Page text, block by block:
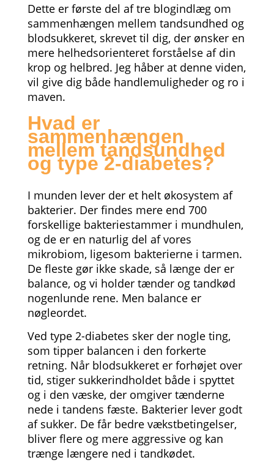
Dette er første del af tre blogindlæg om
sammenhængen mellem tandsundhed og
blodsukkeret, skrevet til dig, der ønsker en
mere helhedsorienteret forståelse af din
krop og helbred. Jeg håber at denne viden,
vil give dig både handlemuligheder og ro i
maven.
Hvad er
sammenhængen
mellem tandsundhed
og type 2-diabetes?
I munden lever der et helt økosystem af
bakterier. Der findes mere end 700
forskellige bakteriestammer i mundhulen,
og de er en naturlig del af vores
mikrobiom, ligesom bakterierne i tarmen.
De fleste gør ikke skade, så længe der er
balance, og vi holder tænder og tandkød
nogenlunde rene. Men balance er
nøgleordet.
Ved type 2-diabetes sker der nogle ting,
som tipper balancen i den forkerte
retning. Når blodsukkeret er forhøjet over
tid, stiger sukkerindholdet både i spyttet
og i den væske, der omgiver tænderne
nede i tandens fæste. Bakterier lever godt
af sukker. De får bedre vækstbetingelser,
bliver flere og mere aggressive og kan
trænge længere ned i tandkødet.